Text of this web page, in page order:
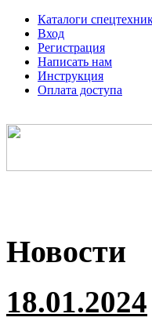
Каталоги
Вход
Регистрация
Написать нам
Инструкция
Оплата доступа
Новости
18.01.2024